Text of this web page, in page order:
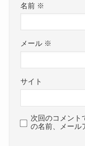
名前 ※
メール ※
サイト
次回のコメント
の名前、メール